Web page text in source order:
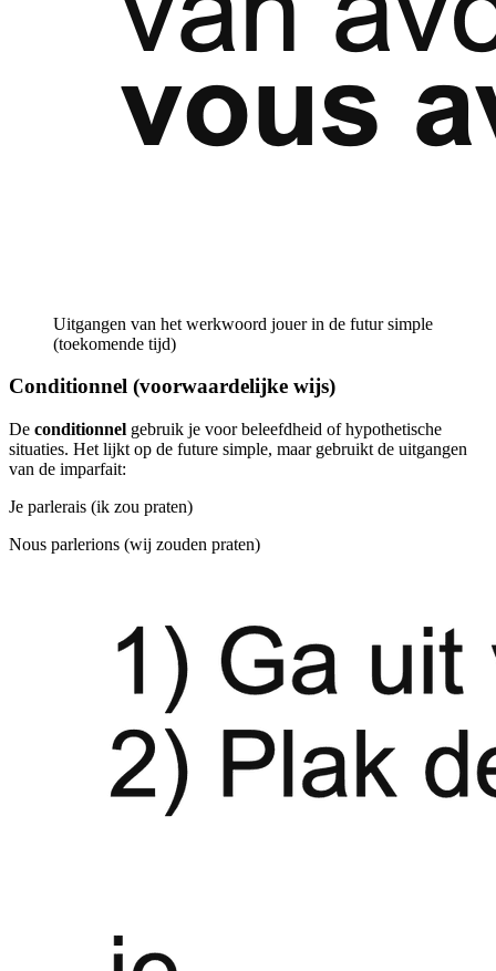
Uitgangen van het werkwoord jouer in de futur simple
(toekomende tijd)
Conditionnel (voorwaardelijke wijs)
De conditionnel gebruik je voor beleefdheid of hypothetische
situaties. Het lijkt op de future simple, maar gebruikt de uitgangen
van de imparfait:
Je parlerais (ik zou praten)
Nous parlerions (wij zouden praten)